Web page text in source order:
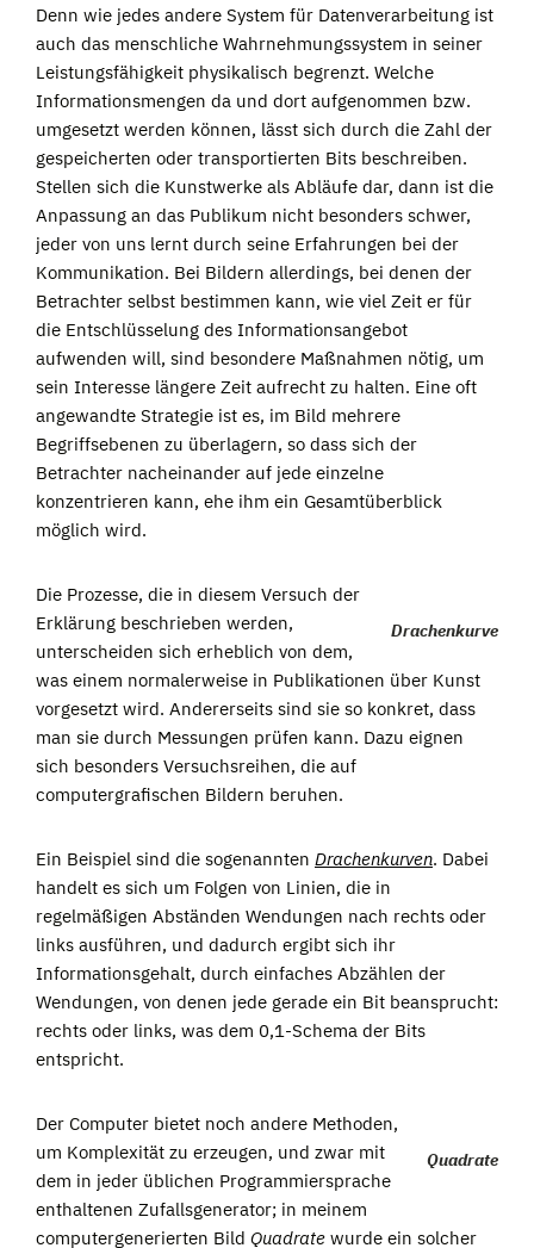
Denn wie jedes andere System für Datenverarbeitung ist
auch das menschliche Wahrnehmungssystem in seiner
Leistungsfähigkeit physikalisch begrenzt. Welche
Informationsmengen da und dort aufgenommen bzw.
umgesetzt werden können, lässt sich durch die Zahl der
gespeicherten oder transportierten Bits beschreiben.
Stellen sich die Kunstwerke als Abläufe dar, dann ist die
Anpassung an das Publikum nicht besonders schwer,
jeder von uns lernt durch seine Erfahrungen bei der
Kommunikation. Bei Bildern allerdings, bei denen der
Betrachter selbst bestimmen kann, wie viel Zeit er für
die Entschlüsselung des Informationsangebot
aufwenden will, sind besondere Maßnahmen nötig, um
sein Interesse längere Zeit aufrecht zu halten. Eine oft
angewandte Strategie ist es, im Bild mehrere
Begriffsebenen zu überlagern, so dass sich der
Betrachter nacheinander auf jede einzelne
konzentrieren kann, ehe ihm ein Gesamtüberblick
möglich wird.
Drachenkurve
Die Prozesse, die in diesem Versuch der
Erklärung beschrieben werden,
unterscheiden sich erheblich von dem,
was einem normalerweise in Publikationen über Kunst
vorgesetzt wird. Andererseits sind sie so konkret, dass
man sie durch Messungen prüfen kann. Dazu eignen
sich besonders Versuchsreihen, die auf
computergrafischen Bildern beruhen.
Ein Beispiel sind die sogenannten Drachenkurven. Dabei
handelt es sich um Folgen von Linien, die in
regelmäßigen Abständen Wendungen nach rechts oder
links ausführen, und dadurch ergibt sich ihr
Informationsgehalt, durch einfaches Abzählen der
Wendungen, von denen jede gerade ein Bit beansprucht:
rechts oder links, was dem 0,1-Schema der Bits
entspricht.
Quadrate
Der Computer bietet noch andere Methoden,
um Komplexität zu erzeugen, und zwar mit
dem in jeder üblichen Programmiersprache
enthaltenen Zufallsgenerator; in meinem
computergenerierten Bild Quadrate wurde ein solcher